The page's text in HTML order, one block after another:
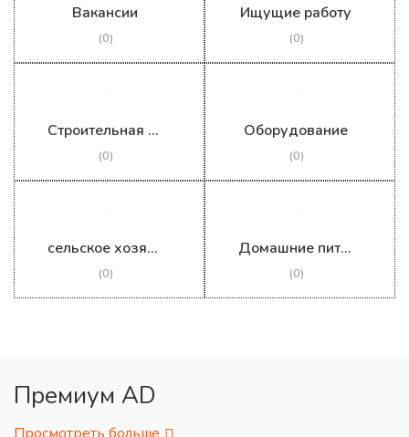
Вакансии
(0)
Ищущие работу
(0)
Строительная конструкция
(0)
Оборудование
(0)
сельское хозяйство
(0)
Домашние питомцы
(0)
Премиум AD